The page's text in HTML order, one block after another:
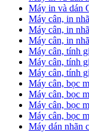
Máy in và dán
Máy cân, in
Máy cân, in
Máy cân, in
Máy cân, tính
Máy cân, tính
Máy cân, tính
Máy cân, bọc
Máy cân, bọc
Máy cân, bọc
Máy cân, bọc
Máy dán nhãn